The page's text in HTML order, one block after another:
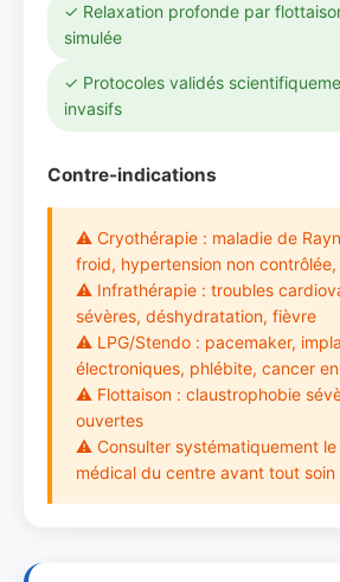
✓ Relaxation profonde par
simulée
✓ Protocoles validés
invasifs
Contre-indications
⚠ Cryothérapie : maladie de
froid, hypertension non contrôlée,
⚠ Infrathérapie : troubles
sévères, déshydratation, fièvre
⚠ LPG/Stendo : pacemaker,
électroniques, phlébite, cancer
⚠ Flottaison : claustrophobie
ouvertes
⚠ Consulter systématiquement le
médical du centre avant tout